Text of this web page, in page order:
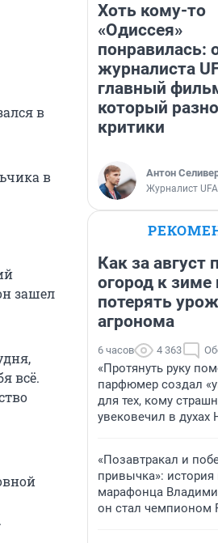
в
в
зашел
всё.
Хоть кому-то
«Одиссея»
понравилась:
журналиста
главный
который
критики
Антон
Журналист
Как за август
огород к зиме
потерять
агронома
6 часов 4 363
«Протянуть руку
парфюмер создал
для тех, кому
увековечил в духах
«Позавтракал и
привычка»: история
марафонца
он стал чемпионом